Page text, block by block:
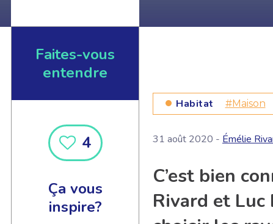
qui créent le mouvement.
EN SAVOIR +
Faites-vous
entendre
4
Ça vous
inspire?
Habitat #Maison
31 août 2020 - Émélie
C’est bien
Rivard et